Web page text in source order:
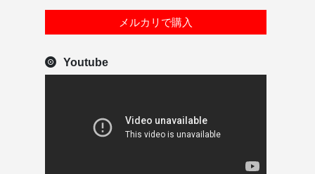
メルカリで購入
Youtube